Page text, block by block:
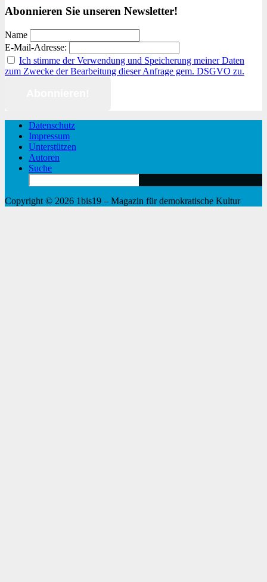
Abonnieren Sie unseren Newsletter!
Name
E-Mail-Adresse:
Ich stimme der Verwendung und Speicherung meiner Daten
zum Zwecke der Bearbeitung dieser Anfrage gem. DSGVO zu.
Datenschutz
Impressum
Unterstützen
Autoren
Suche
Search
for:
Copyright © 2026 1bis19 – Magazin für demokratische Kultur